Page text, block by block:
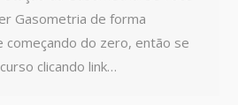
Gasometria de forma
começando do zero, então se
clicando link…